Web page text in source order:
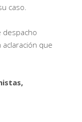
caso.
despacho
que